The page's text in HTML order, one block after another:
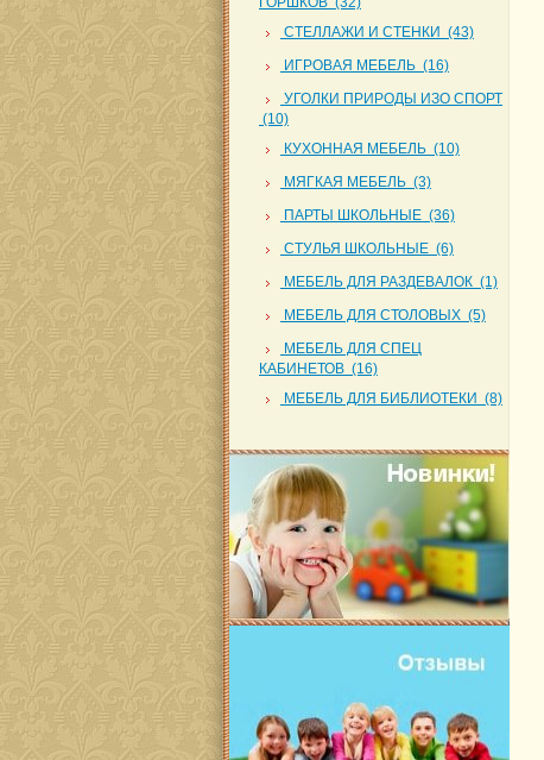
СТЕЛЛАЖИ И СТЕНКИ (43)
ИГРОВАЯ МЕБЕЛЬ (16)
УГОЛКИ ПРИРОДЫ ИЗО СПОРТ
(10)
КУХОННАЯ МЕБЕЛЬ (10)
МЯГКАЯ МЕБЕЛЬ (3)
ПАРТЫ ШКОЛЬНЫЕ (36)
СТУЛЬЯ ШКОЛЬНЫЕ (6)
МЕБЕЛЬ ДЛЯ РАЗДЕВАЛОК (1)
МЕБЕЛЬ ДЛЯ СТОЛОВЫХ (5)
МЕБЕЛЬ ДЛЯ СПЕЦ
КАБИНЕТОВ (16)
МЕБЕЛЬ ДЛЯ БИБЛИОТЕКИ (8)